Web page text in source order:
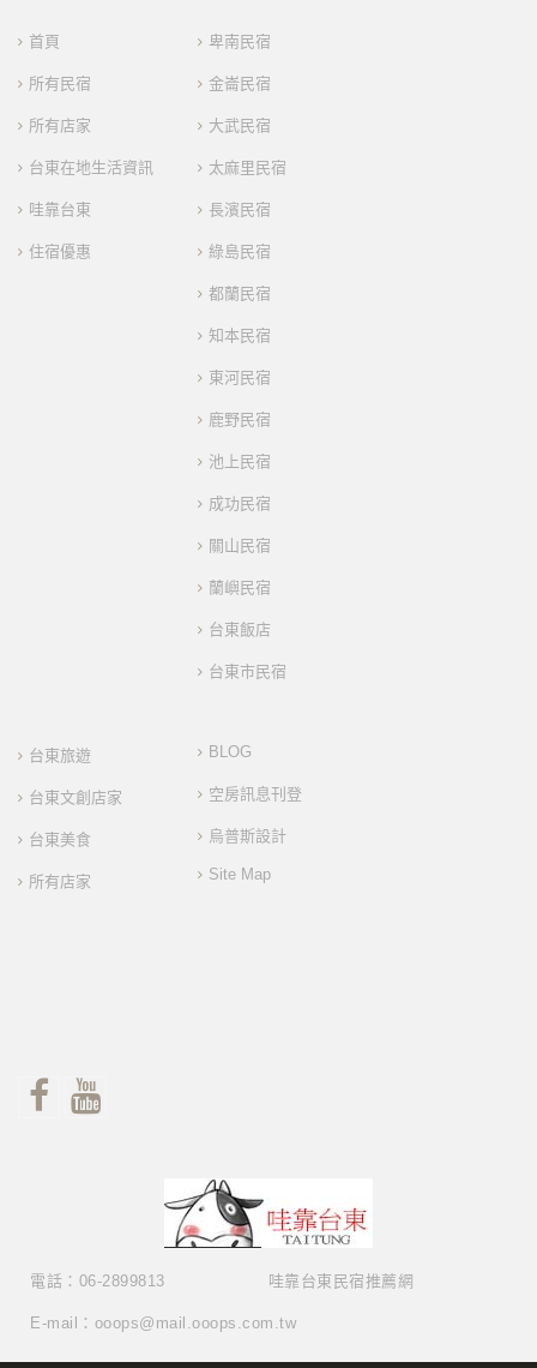
首頁
所有民宿
所有店家
台東在地生活資訊
哇靠台東
住宿優惠
卑南民宿
金崙民宿
大武民宿
太麻里民宿
長濱民宿
綠島民宿
都蘭民宿
知本民宿
東河民宿
鹿野民宿
池上民宿
成功民宿
關山民宿
蘭嶼民宿
台東飯店
台東市民宿
台東旅遊
台東文創店家
台東美食
所有店家
BLOG
空房訊息刊登
烏普斯設計
Site Map
哇靠台東民宿推薦網
電話：06-2899813
E-mail：ooops@mail.ooops.com.tw